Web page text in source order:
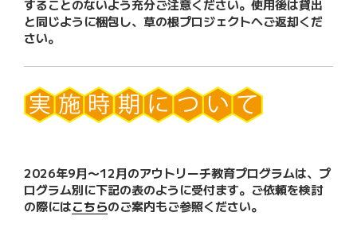
することのないよう充分ご注意ください。使用後は貸出
と同じように梱包し、草の根プロジェクトへご返却くだ
さい。
2026年9月〜12月のアウトリーチ教育プログラムは、プ
ログラム別に下記の表のように受付ます。ご依頼を検討
の際にはこちらのご案内もご参照ください。